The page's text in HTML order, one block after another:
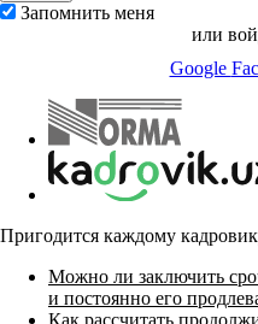
Запомнить меня
или
Google
Пригодится каждому
Можно ли заключить
и постоянно его